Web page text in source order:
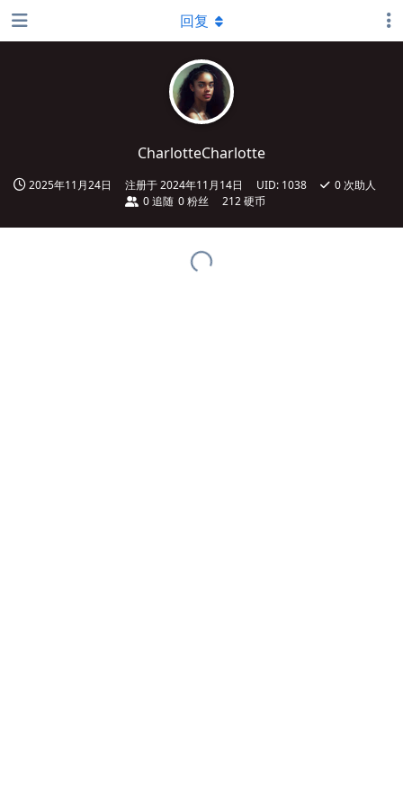
CharlotteCharlotte
2025年11月24日 注册于2024年11月14日 UID: 1038 0 次助人
0 追随 0 粉丝 212 硬币
回复